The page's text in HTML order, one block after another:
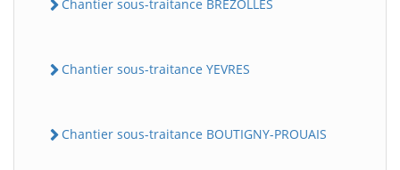
Chantier sous-traitance BREZOLLES
Chantier sous-traitance YEVRES
Chantier sous-traitance BOUTIGNY-PROUAIS